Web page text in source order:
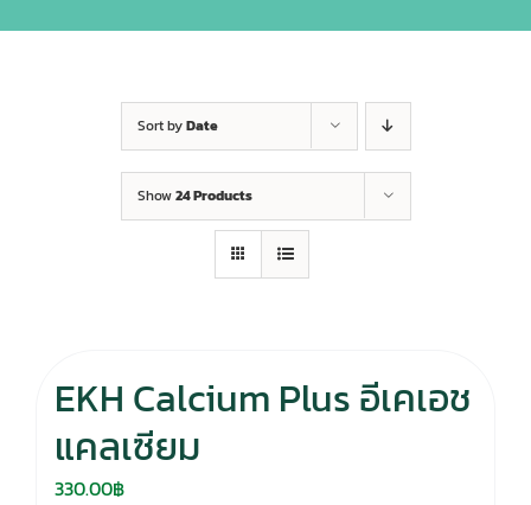
Sort byDate
Show24 Products
EKH Calcium Plus อีเคเอช
แคลเซียม
330.00฿